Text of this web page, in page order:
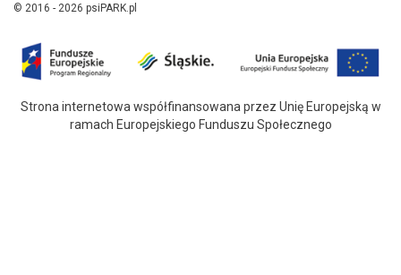
© 2016 - 2026 psiPARK.pl
Strona internetowa współfinansowana przez Unię Europejską w
ramach Europejskiego Funduszu Społecznego